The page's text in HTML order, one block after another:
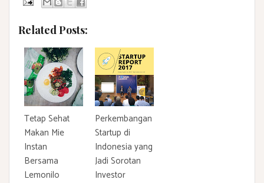
Related Posts:
Tetap Sehat
Makan Mie
Instan
Bersama
Lemonilo
Perkembangan
Startup di
Indonesia yang
Jadi Sorotan
Investor